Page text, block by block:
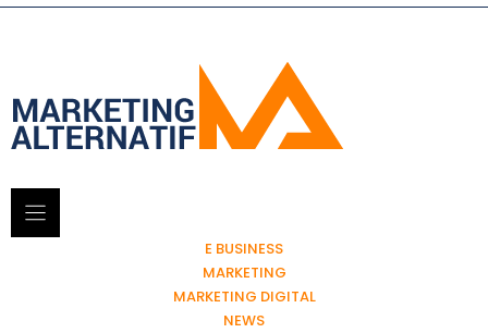
E BUSINESS
MARKETING
MARKETING DIGITAL
NEWS